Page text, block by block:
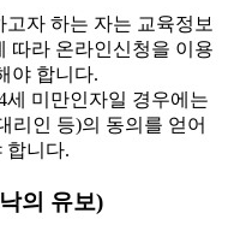
자 하는 자는 교육정보
따라 온라인신청을 이용
야 합니다.
미만인자일 경우에는
리인 등)의 동의를 얻어
합니다.
의 유보)